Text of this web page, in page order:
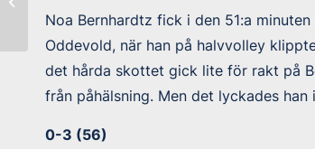
Noa Bernhardtz fick i den 51:a
Oddevold, när han på halvvolley
det hårda skottet gick lite för rakt på
från påhälsning. Men det lyckades
0-3 (56)